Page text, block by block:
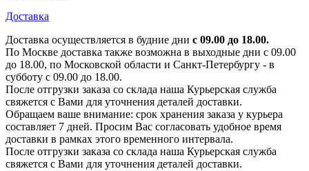
Доставка
Доставка осуществляется в будние дни с 09.00 до 18.00.
По Москве доставка также возможна в выходные дни с 09.00
до 18.00, по Московской области и Санкт-Петербургу - в
субботу с 09.00 до 18.00.
После отгрузки заказа со склада наша Курьерская служба
свяжется с Вами для уточнения деталей доставки.
Обращаем ваше внимание: срок хранения заказа у курьера
составляет 7 дней. Просим Вас согласовать удобное время
доставки в рамках этого временного интервала.
После отгрузки заказа со склада наша Курьерская служба
свяжется с Вами для уточнения деталей доставки.